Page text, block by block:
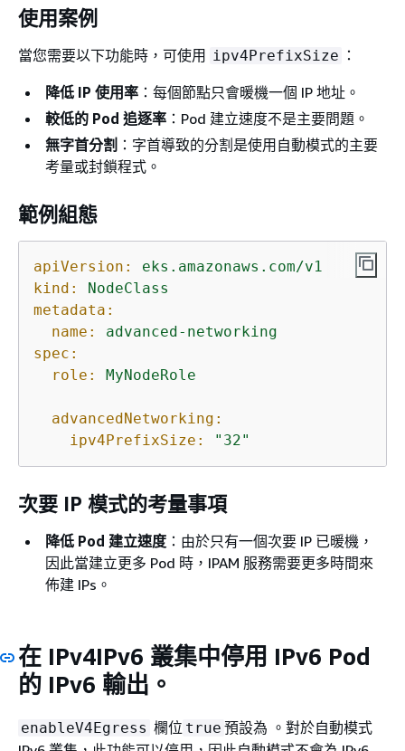
使用案例
當您需要以下功能時，可使用 ipv4PrefixSize ：
降低 IP 使用率 ：每個節點只會暖機一個 IP 地址。
較低的 Pod 追逐率 ：Pod 建立速度不是主要問題。
無字首分割 ：字首導致的分割是使用自動模式的主要
考量或封鎖程式。
範例組態
apiVersion:
eks.amazonaws.com/v1
kind:
NodeClass
metadata:
name:
advanced-networking
spec:
role:
MyNodeRole
advancedNetworking:
ipv4PrefixSize:
"32"
次要 IP 模式的考量事項
降低 Pod 建立速度 ：由於只有一個次要 IP 已暖機，
因此當建立更多 Pod 時，IPAM 服務需要更多時間來
佈建 IPs。
在 IPv4IPv6 叢集中停用 IPv6 Pod
的 IPv6 輸出。
enableV4Egress 欄位 true 預設為 。對於自動模式